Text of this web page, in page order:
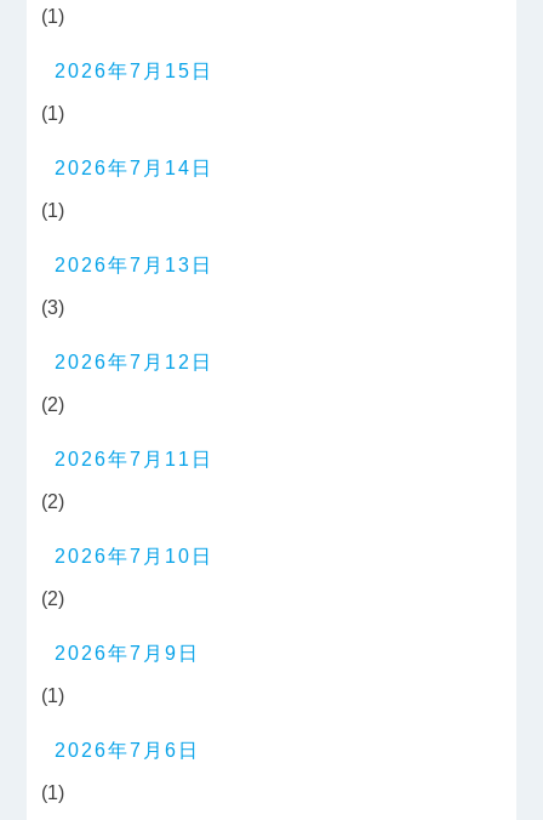
(1)
2026年7月15日
(1)
2026年7月14日
(1)
2026年7月13日
(3)
2026年7月12日
(2)
2026年7月11日
(2)
2026年7月10日
(2)
2026年7月9日
(1)
2026年7月6日
(1)